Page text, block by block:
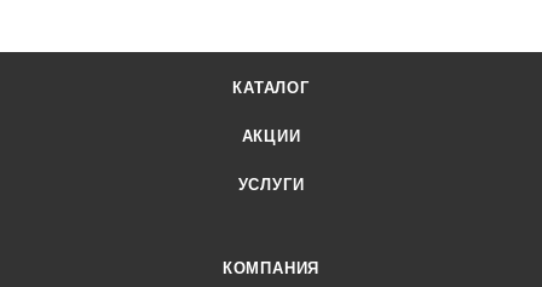
КАТАЛОГ
АКЦИИ
УСЛУГИ
КОМПАНИЯ